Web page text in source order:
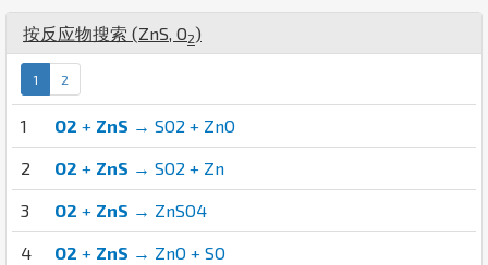
按反应物搜索 (ZnS, O2)
1 2
1 O2 + ZnS → SO2 + ZnO
2 O2 + ZnS → SO2 + Zn
3 O2 + ZnS → ZnSO4
4 O2 + ZnS → ZnO + SO